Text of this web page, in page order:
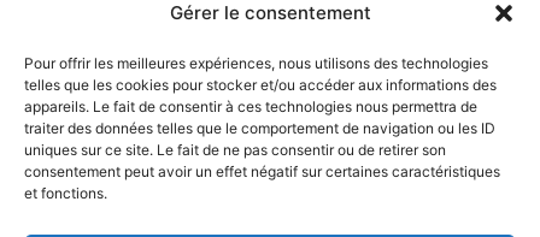
Gérer le consentement
Pour offrir les meilleures expériences, nous utilisons des technologies
telles que les cookies pour stocker et/ou accéder aux informations des
appareils. Le fait de consentir à ces technologies nous permettra de
traiter des données telles que le comportement de navigation ou les ID
uniques sur ce site. Le fait de ne pas consentir ou de retirer son
consentement peut avoir un effet négatif sur certaines caractéristiques
et fonctions.